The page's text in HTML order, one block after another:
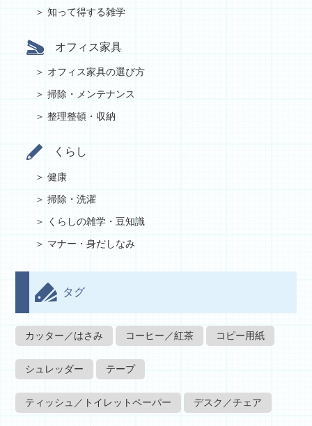
知って得する雑学
オフィス家具
オフィス家具の選び方
掃除・メンテナンス
整理整頓・収納
くらし
健康
掃除・洗濯
くらしの雑学・豆知識
マナー・身だしなみ
タグ
カッター／はさみ コーヒー／紅茶 コピー用紙
シュレッダー テープ
ティッシュ／トイレットペーパー デスク／チェア